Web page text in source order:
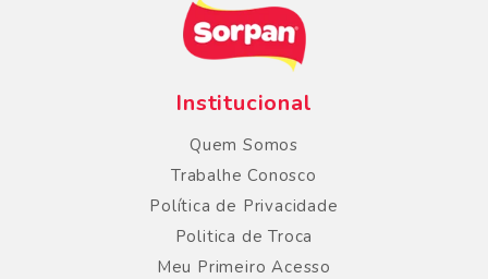
Institucional
Quem Somos
Trabalhe Conosco
Política de Privacidade
Politica de Troca
Meu Primeiro Acesso